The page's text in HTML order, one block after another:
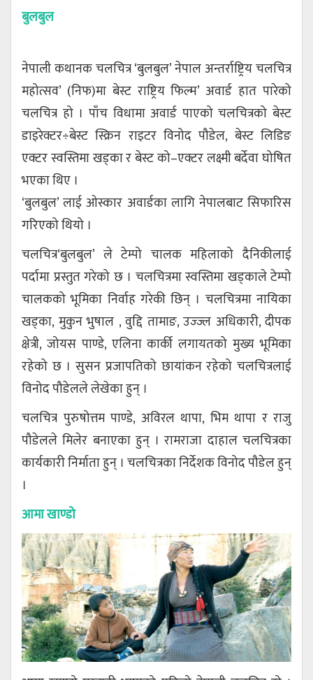
बुलबुल
नेपाली कथानक चलचित्र ‘बुलबुल’ नेपाल अन्तर्राष्ट्रिय चलचित्र
महोत्सव’ (निफ)मा बेस्ट राष्ट्रिय फिल्म’ अवार्ड हात पारेको
चलचित्र हो । पाँच विधामा अवार्ड पाएको चलचित्रको बेस्ट
डाइरेक्टर÷बेस्ट स्क्रिन राइटर विनोद पौडेल, बेस्ट लिडिङ
एक्टर स्वस्तिमा खड्का र बेस्ट को–एक्टर लक्ष्मी बर्देवा घोषित
भएका थिए ।
‘बुलबुल’ लाई ओस्कार अवार्डका लागि नेपालबाट सिफारिस
गरिएको थियो ।
चलचित्र‘बुलबुल’ ले टेम्पो चालक महिलाको दैनिकीलाई
पर्दामा प्रस्तुत गरेको छ । चलचित्रमा स्वस्तिमा खड्काले टेम्पो
चालकको भूमिका निर्वाह गरेकी छिन् । चलचित्रमा नायिका
खड्का, मुकुन भुषाल , वुद्दि तामाङ, उज्ज्ल अधिकारी, दीपक
क्षेत्री, जोयस पाण्डे, एलिना कार्की लगायतको मुख्य भूमिका
रहेको छ । सुसन प्रजापतिको छायांकन रहेको चलचित्रलाई
विनोद पौडेलले लेखेका हुन् ।
चलचित्र पुरुषोत्तम पाण्डे, अविरल थापा, भिम थापा र राजु
पौडेलले मिलेर बनाएका हुन् । रामराजा दाहाल चलचित्रका
कार्यकारी निर्माता हुन् । चलचित्रका निर्देशक विनोद पौडेल हुन्
।
आमा खाण्डो